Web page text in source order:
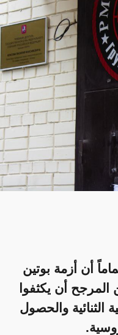
أن أزمة بوتين
أن يكثفوا
الثنائية والحصول